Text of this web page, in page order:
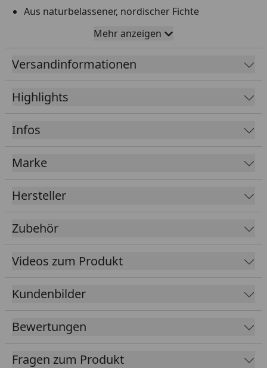
Aus naturbelassener, nordischer Fichte
Extra breite Glastür aus Sicherheitsglas
2 Echtglas Fensterelemente, bronziert
Inklusive 3 stabiler Liegen aus Espe-Massivholz
Mineraldämmwolle
eingehalten werden
Optional mit attraktivem Dachkranz einschließlich
Beleuchtung
Tipp: Unter folgendem
Kaufberater
Zubehör Sie optional wählen können, um ein
optimales Saunaerlebnis zu erhalten.
Aufbau garantiert! Unser Profi-Monteur erklärt jeden
bleiben. Die Videos zeigen den beispielhaften Aufbau
Mehr anzeigen
Versandinformationen
Highlights
Infos
Marke
Hersteller
Zubehör
Videos zum Produkt
Kundenbilder
Bewertungen
Fragen zum Produkt